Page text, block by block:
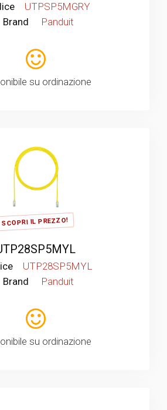
UTPSP5MGRY
Brand
Panduit
su ordinazione
SCOPRI IL PREZZO!
UTP28SP5MYL
Brand
Panduit
su ordinazione